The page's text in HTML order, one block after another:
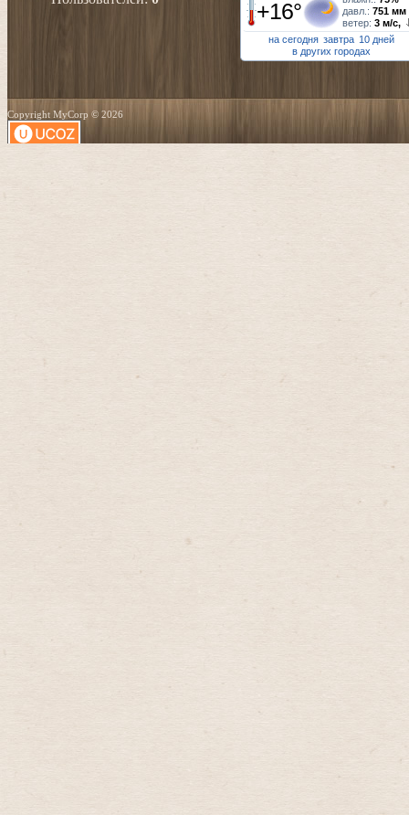
+16°
давл.:751 мм
ветер:3 м/с,
на сегодня завтра 10 дней
в других городах
Copyright MyCorp © 2026